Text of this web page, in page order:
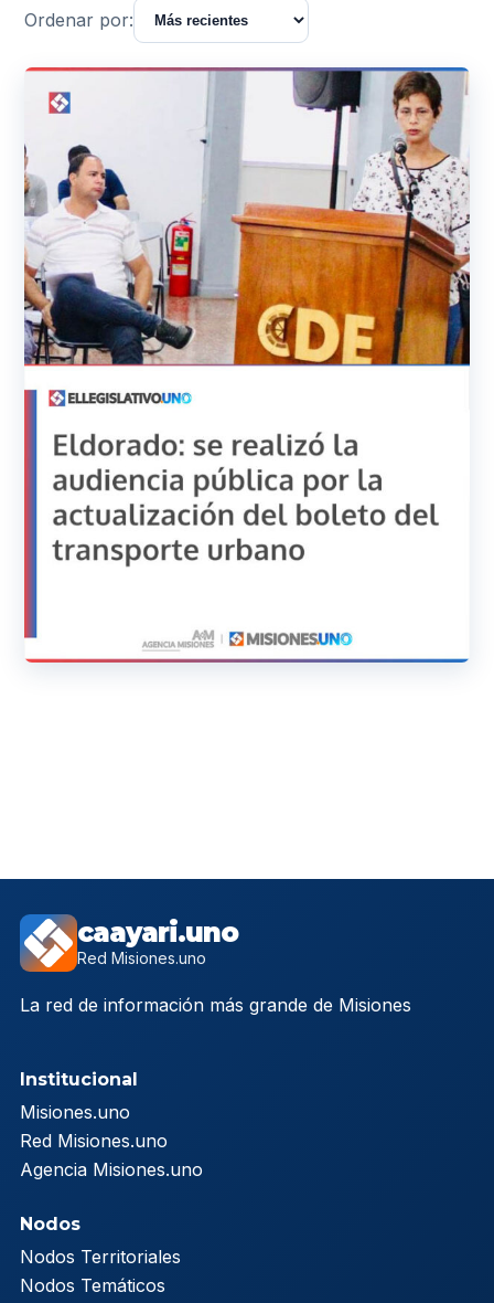
Ordenar por:
caayari.uno
Red Misiones.uno
La red de información más grande de Misiones
Institucional
Misiones.uno
Red Misiones.uno
Agencia Misiones.uno
Nodos
Nodos Territoriales
Nodos Temáticos